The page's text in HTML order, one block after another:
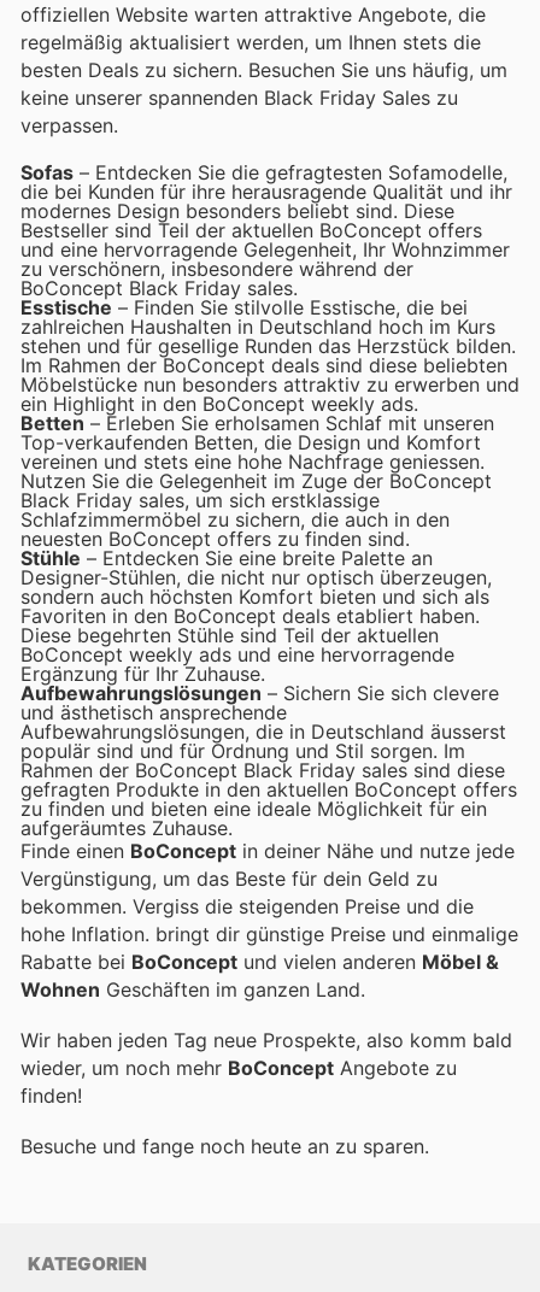
offiziellen Website warten attraktive Angebote, die
regelmäßig aktualisiert werden, um Ihnen stets die
besten Deals zu sichern. Besuchen Sie uns häufig, um
keine unserer spannenden Black Friday Sales zu
verpassen.
Sofas – Entdecken Sie die gefragtesten Sofamodelle,
die bei Kunden für ihre herausragende Qualität und ihr
modernes Design besonders beliebt sind. Diese
Bestseller sind Teil der aktuellen BoConcept offers
und eine hervorragende Gelegenheit, Ihr Wohnzimmer
zu verschönern, insbesondere während der
BoConcept Black Friday sales.
Esstische – Finden Sie stilvolle Esstische, die bei
zahlreichen Haushalten in Deutschland hoch im Kurs
stehen und für gesellige Runden das Herzstück bilden.
Im Rahmen der BoConcept deals sind diese beliebten
Möbelstücke nun besonders attraktiv zu erwerben und
ein Highlight in den BoConcept weekly ads.
Betten – Erleben Sie erholsamen Schlaf mit unseren
Top-verkaufenden Betten, die Design und Komfort
vereinen und stets eine hohe Nachfrage geniessen.
Nutzen Sie die Gelegenheit im Zuge der BoConcept
Black Friday sales, um sich erstklassige
Schlafzimmermöbel zu sichern, die auch in den
neuesten BoConcept offers zu finden sind.
Stühle – Entdecken Sie eine breite Palette an
Designer-Stühlen, die nicht nur optisch überzeugen,
sondern auch höchsten Komfort bieten und sich als
Favoriten in den BoConcept deals etabliert haben.
Diese begehrten Stühle sind Teil der aktuellen
BoConcept weekly ads und eine hervorragende
Ergänzung für Ihr Zuhause.
Aufbewahrungslösungen – Sichern Sie sich clevere
und ästhetisch ansprechende
Aufbewahrungslösungen, die in Deutschland äusserst
populär sind und für Ordnung und Stil sorgen. Im
Rahmen der BoConcept Black Friday sales sind diese
gefragten Produkte in den aktuellen BoConcept offers
zu finden und bieten eine ideale Möglichkeit für ein
aufgeräumtes Zuhause.
Finde einen BoConcept in deiner Nähe und nutze jede
Vergünstigung, um das Beste für dein Geld zu
bekommen. Vergiss die steigenden Preise und die
hohe Inflation. bringt dir günstige Preise und einmalige
Rabatte bei BoConcept und vielen anderen Möbel &
Wohnen Geschäften im ganzen Land.
Wir haben jeden Tag neue Prospekte, also komm bald
wieder, um noch mehr BoConcept Angebote zu
finden!
Besuche und fange noch heute an zu sparen.
KATEGORIEN